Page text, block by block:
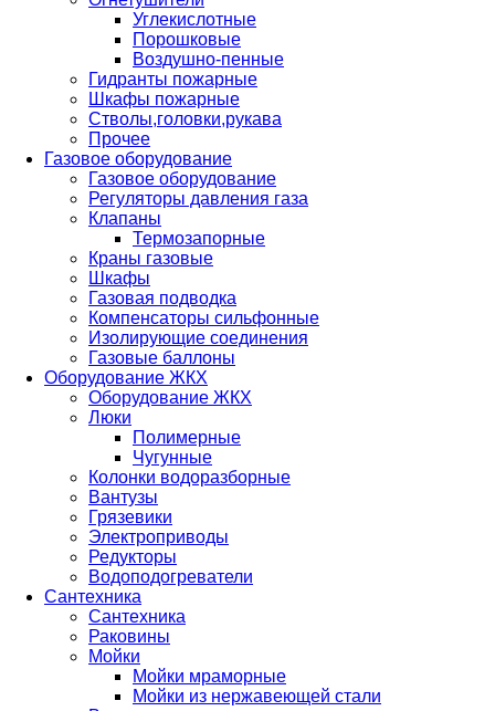
Углекислотные
Порошковые
Воздушно-пенные
Гидранты пожарные
Шкафы пожарные
Стволы,головки,рукава
Прочее
Газовое оборудование
Газовое оборудование
Регуляторы давления газа
Клапаны
Термозапорные
Краны газовые
Шкафы
Газовая подводка
Компенсаторы сильфонные
Изолирующие соединения
Газовые баллоны
Оборудование ЖКХ
Оборудование ЖКХ
Люки
Полимерные
Чугунные
Колонки водоразборные
Вантузы
Грязевики
Электроприводы
Редукторы
Водоподогреватели
Сантехника
Сантехника
Раковины
Мойки
Мойки мраморные
Мойки из нержавеющей стали